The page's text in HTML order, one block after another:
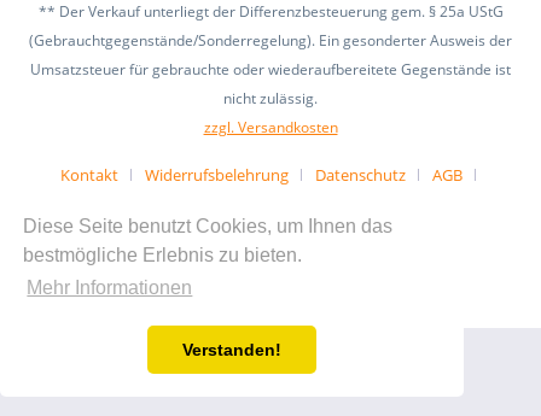
Diese Seite benutzt Cookies, um Ihnen das
bestmögliche Erlebnis zu bieten.
Mehr Informationen
Verstanden!
** Der Verkauf unterliegt der Differenzbesteuerung gem. § 25a UStG
(Gebrauchtgegenstände/Sonderregelung). Ein gesonderter Ausweis der
Umsatzsteuer für gebrauchte oder wiederaufbereitete Gegenstände ist
nicht zulässig.
zzgl. Versandkosten
Kontakt Widerrufsbelehrung Datenschutz
AGB
Impressum
Tipps & Informationen
Realisiert mit Shopware